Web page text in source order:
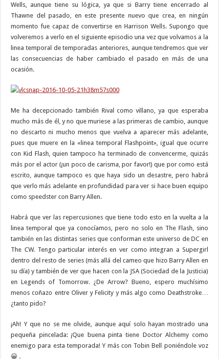
Wells, aunque tiene su lógica, ya que si Barry tiene encerrado al
Thawne del pasado, en este presente nuevo que crea, en ningún
momento fue capaz de convertirse en Harrison Wells. Supongo que
volveremos a verlo en el siguiente episodio una vez que volvamos a la
linea temporal de temporadas anteriores, aunque tendremos que ver
las consecuencias de haber cambiado el pasado en más de una
ocasión.
Me ha decepcionado también Rival como villano, ya que esperaba
mucho más de él, y no que muriese a las primeras de cambio, aunque
no descarto ni mucho menos que vuelva a aparecer más adelante,
pues que muere en la «linea temporal Flashpoint», igual que ocurre
con Kid Flash, quien tampoco ha terminado de convencerme, quizás
más por el actor (¡un poco de carisma, por favor!) que por como está
escrito, aunque tampoco es que haya sido un desastre, pero habrá
que verlo más adelante en profundidad para ver si hace buen equipo
como speedster con Barry Allen.
Habrá que ver las repercusiones que tiene todo esto en la vuelta a la
linea temporal que ya conocíamos, pero no solo en The Flash, sino
también en las distintas series que conforman este universo de DC en
The CW. Tengo particular interés en ver como integran a Supergirl
dentro del resto de series (más allá del cameo que hizo Barry Allen en
su día) y también de ver que hacen con la JSA (Sociedad de la Justicia)
en Legends of Tomorrow. ¿De Arrow? Bueno, espero muchísimo
menos coñazo entre Oliver y Felicity y más algo como Deathstroke…
¿tanto pido?
¡Ah! Y que no se me olvide, aunque aquí solo hayan mostrado una
pequeña pincelada: ¡Que buena pinta tiene Doctor Alchemy como
enemigo para esta temporada! Y más con Tobin Bell poniéndole voz
😀 .